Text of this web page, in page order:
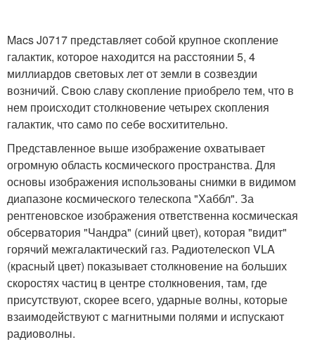
Macs J0717 представляет собой крупное скопление
галактик, которое находится на расстоянии 5, 4
миллиардов световых лет от земли в созвездии
возничий. Свою славу скопление приобрело тем, что в
нем происходит столкновение четырех скопления
галактик, что само по себе восхитительно.
Представленное выше изображение охватывает
огромную область космического пространства. Для
основы изображения использованы снимки в видимом
диапазоне космического телескопа "Хаббл". За
рентгеновское изображения ответственна космическая
обсерватория "Чандра" (синий цвет), которая "видит"
горячий межгалактический газ. Радиотелескоп VLA
(красный цвет) показывает столкновение на больших
скоростях частиц в центре столкновения, там, где
присутствуют, скорее всего, ударные волны, которые
взаимодействуют с магнитными полями и испускают
радиоволны.